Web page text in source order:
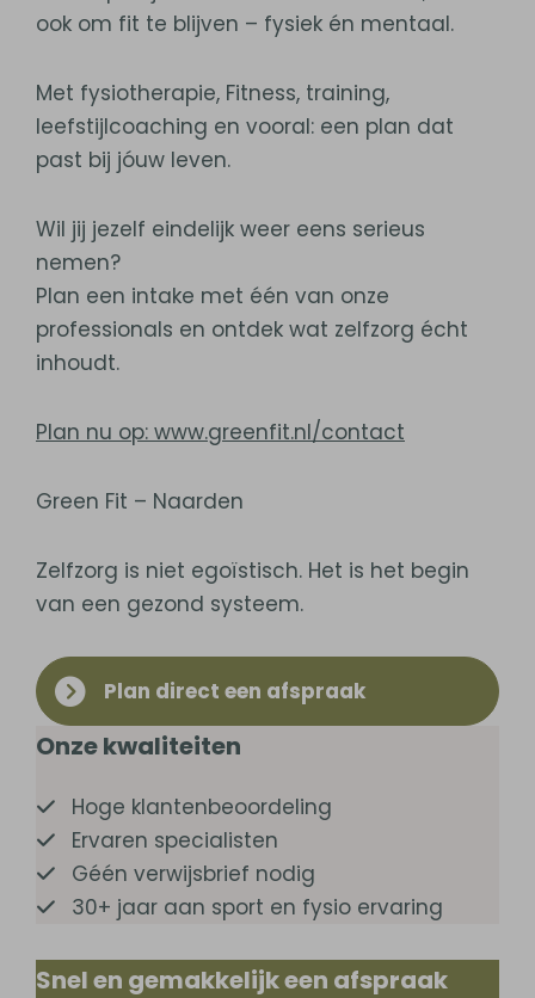
ook om fit te blijven – fysiek én mentaal.
Met fysiotherapie, Fitness, training,
leefstijlcoaching en vooral: een plan dat
past bij jóuw leven.
Wil jij jezelf eindelijk weer eens serieus
nemen?
Plan een intake met één van onze
professionals en ontdek wat zelfzorg écht
inhoudt.
Plan nu op: www.greenfit.nl/contact
Green Fit – Naarden
Zelfzorg is niet egoïstisch. Het is het begin
van een gezond systeem.
Plan direct een afspraak
Onze kwaliteiten
Hoge klantenbeoordeling
Ervaren specialisten
Géén verwijsbrief nodig
30+ jaar aan sport en fysio ervaring
Snel en gemakkelijk een afspraak